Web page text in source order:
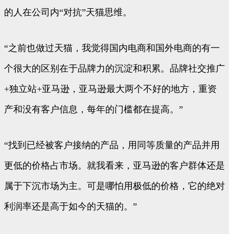
的人在公司内“对抗”天猫思维。
“之前也做过天猫，我觉得国内电商和国外电商的有一
个很大的区别在于品牌力的沉淀和积累。品牌社交推广
+独立站+亚马逊，亚马逊最大两个不好的地方，重资
产和没有客户信息，每年的门槛都在提高。”
“找到已经被客户接纳的产品，用同等质量的产品并用
更低的价格占市场。就我看来，亚马逊的客户群体还是
属于下沉市场为主。可是哪怕用极低的价格，它的绝对
利润率还是高于如今的天猫的。”